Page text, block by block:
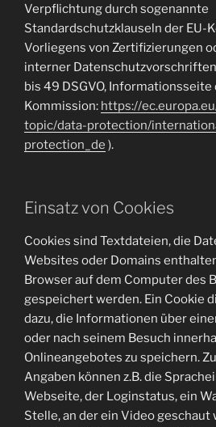
Verpflichtung durch sogenannte
Standardschutzklauseln der EU-
Vorliegens von Zertifizierungen
interner
bis 49 DSGVO, Informationsseite
Kommission: https://
topic/data-protection/
protection_de ).
Einsatz von Cookies
Cookies sind Textdateien, die
Websites oder Domains
Browser auf dem Computer des
gespeichert werden. Ein Cookie
dazu, die Informationen über
oder nach seinem Besuch
Onlineangebotes zu speichern.
Angaben können z.B. die
Webseite, der Loginstatus, ein
Stelle, an der ein Video geschaut